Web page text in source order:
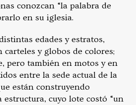
conozcan “la palabra de
en su iglesia.
edades y estratos,
y globos de colores;
pero también en motos y en
entre la sede actual de la
están construyendo
estructura, cuyo lote costó “un